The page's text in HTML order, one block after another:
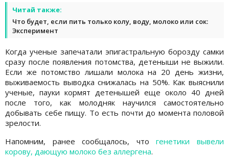
Читай также:
Что будет, если пить только колу, воду, молоко или сок:
Эксперимент
Когда ученые запечатали эпигастральную борозду самки
сразу после появления потомства, детеныши не выжили.
Если же потомство лишали молока на 20 день жизни,
выживаемость выводка снижалась на 50%. Как выяснили
ученые, пауки кормят детенышей еще около 40 дней
после того, как молодняк научился самостоятельно
добывать себе пищу. То есть почти до момента половой
зрелости.
Напомним, ранее сообщалось, чтогенетики вывели
корову, дающую молоко без аллергена.